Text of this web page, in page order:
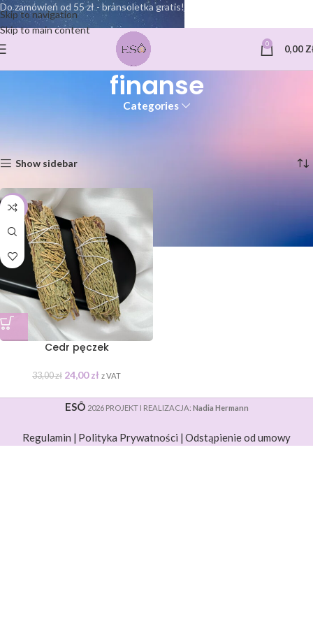
Skip to navigation
Skip to main content
0 0,00
finanse
Categories
Show sidebar
-27%
Cedr pęczek
33,00zł 24,00zł z VAT
ESÔ 2026 PROJEKT I REALIZACJA: Nadia Hermann
Regulamin | Polityka Prywatności | Odstąpienie od umowy
Do zamówień od 55 zł - bransoletka gratis!